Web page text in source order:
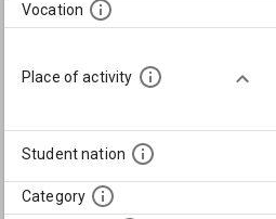
Vocation
Place of activity
Student nation
Category